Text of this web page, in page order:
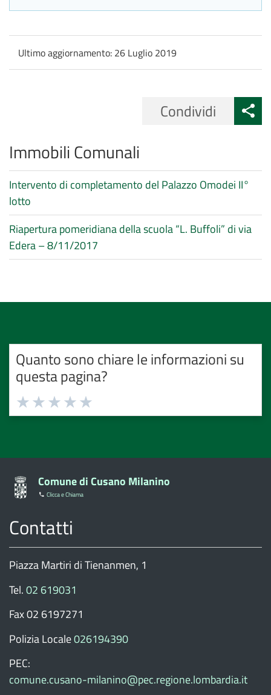
Ultimo aggiornamento: 26 Luglio 2019
Condividi
Immobili Comunali
Intervento di completamento del Palazzo Omodei II°
lotto
Riapertura pomeridiana della scuola “L. Buffoli” di via
Edera – 8/11/2017
Quanto sono chiare le informazioni su
questa pagina?
Valuta
Valuta
Valuta
Valuta
Valuta
Comune di Cusano Milanino
Clicca e Chiama
Contatti
Piazza Martiri di Tienanmen, 1
Tel.02 619031
Fax 02 6197271
Polizia Locale026194390
PEC:
comune.cusano-milanino@pec.regione.lombardia.it